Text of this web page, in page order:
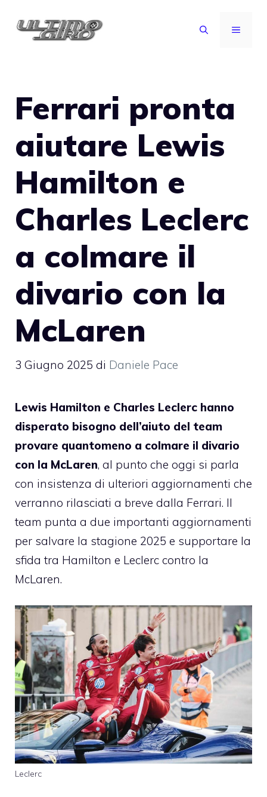
MENU
Ferrari pronta
aiutare Lewis
Hamilton e
Charles Leclerc
a colmare il
divario con la
McLaren
3 Giugno 2025 di Daniele Pace
Lewis Hamilton e Charles Leclerc hanno
disperato bisogno dell’aiuto del team
provare quantomeno a colmare il divario
con la McLaren, al punto che oggi si parla
con insistenza di ulteriori aggiornamenti che
verranno rilasciati a breve dalla Ferrari. Il
team punta a due importanti aggiornamenti
per salvare la stagione 2025 e supportare la
sfida tra Hamilton e Leclerc contro la
McLaren.
Leclerc